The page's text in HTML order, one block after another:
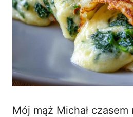
Mój mąż Michał